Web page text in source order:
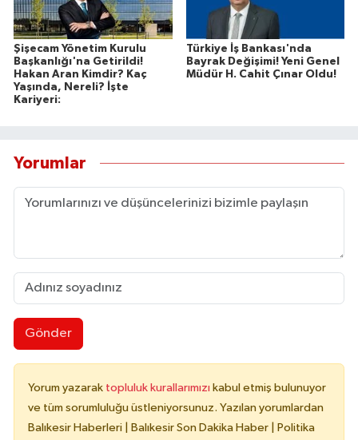
Şişecam Yönetim Kurulu
Başkanlığı'na Getirildi!
Hakan Aran Kimdir? Kaç
Yaşında, Nereli? İşte
Kariyeri:
Türkiye İş Bankası'nda
Bayrak Değişimi! Yeni Genel
Müdür H. Cahit Çınar Oldu!
Yorumlar
Gönder
Yorum yazarak topluluk kurallarımızı kabul etmiş bulunuyor
ve tüm sorumluluğu üstleniyorsunuz. Yazılan yorumlardan
Balıkesir Haberleri | Balıkesir Son Dakika Haber | Politika